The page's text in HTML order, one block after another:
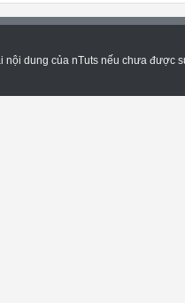
nội dung của nTuts nếu chưa được